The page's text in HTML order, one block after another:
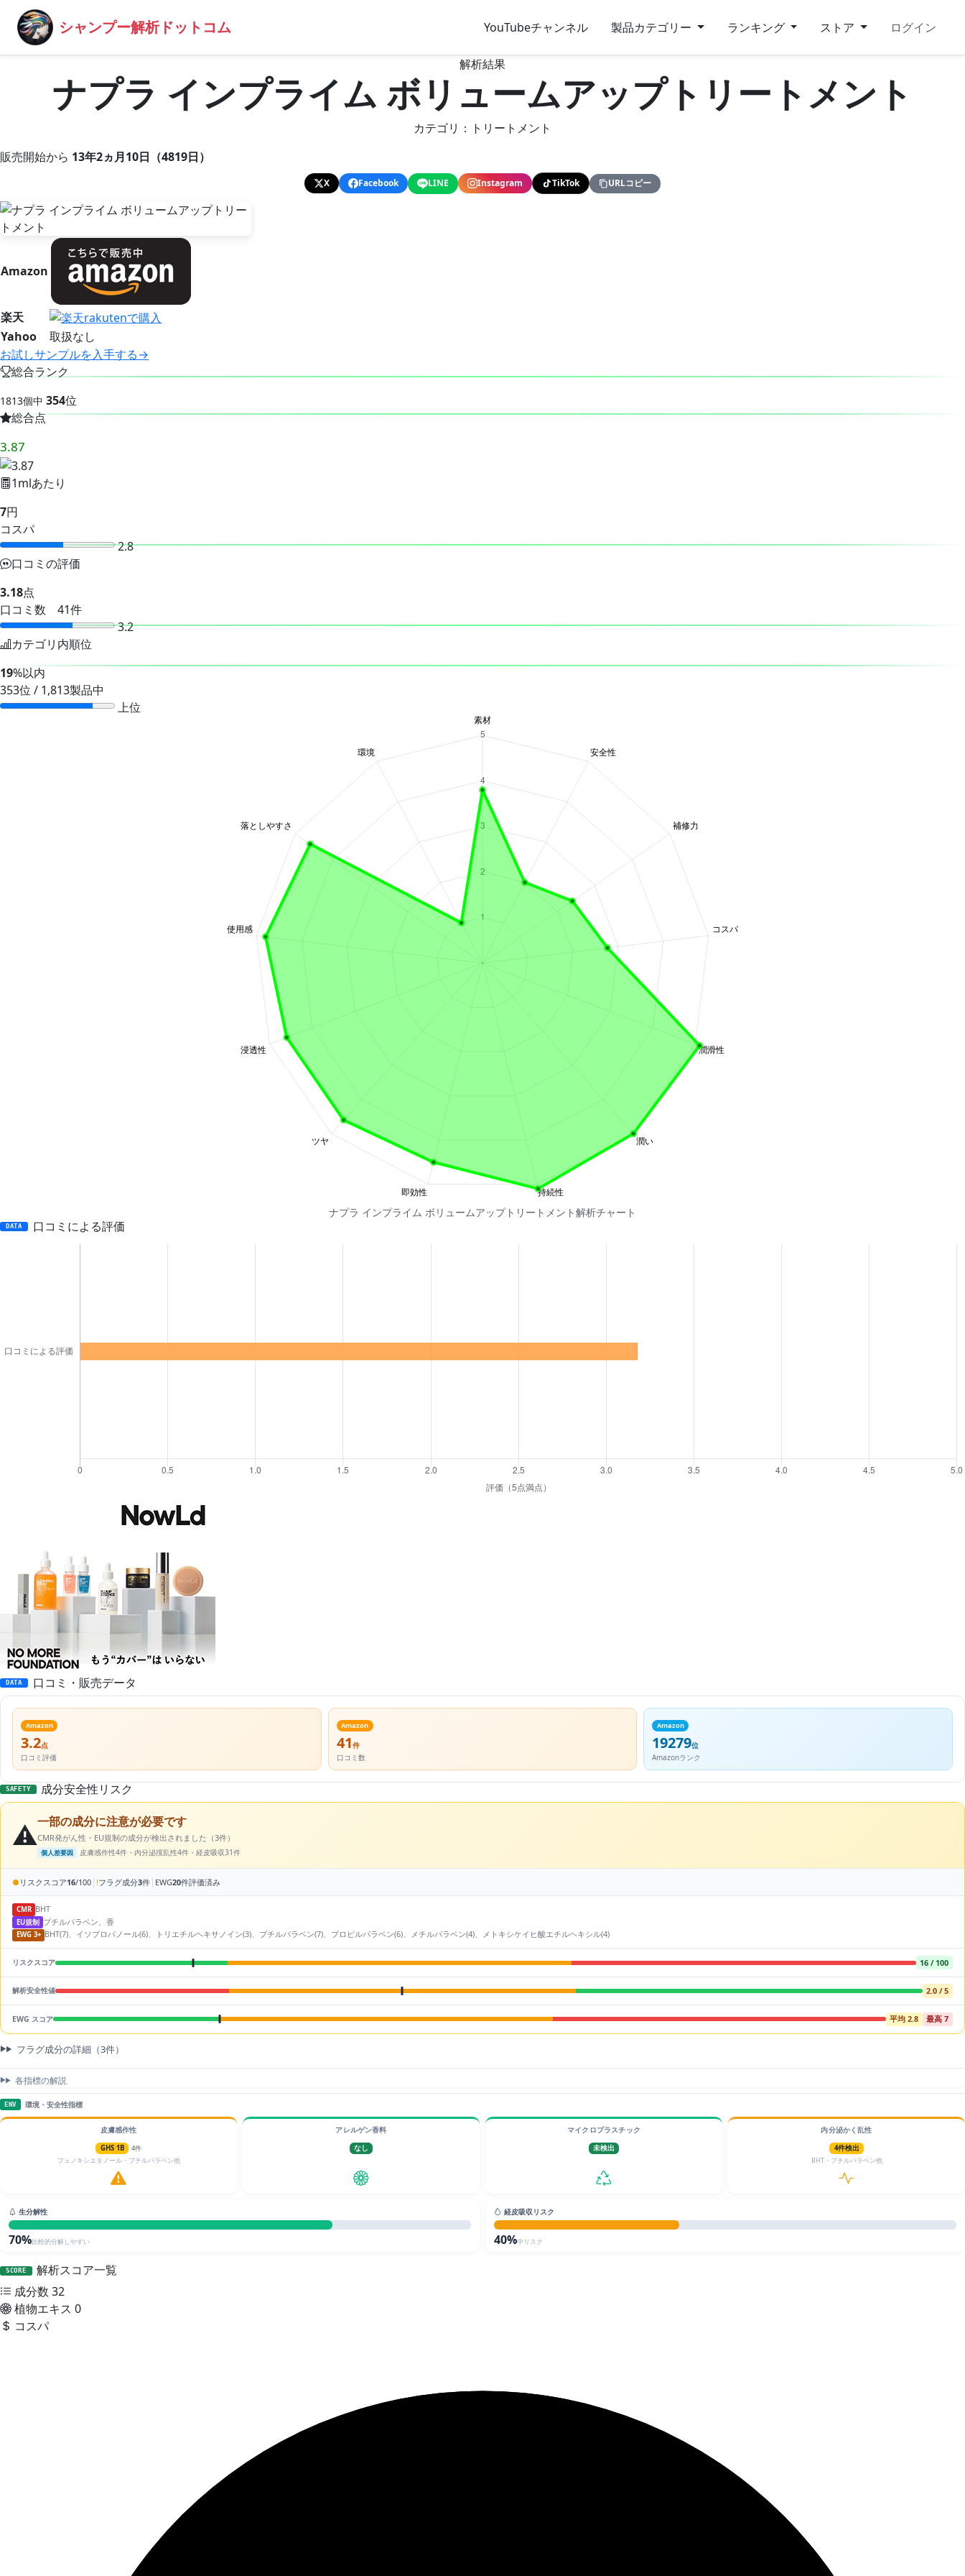
シャンプー解析ドットコム YouTubeチャンネル 製品カテゴリー ランキング ストア ログイン
解析結果
ナプラ インプライム ボリュームアップトリートメント
カテゴリ：トリートメント
販売開始から 13年2ヵ月10日（4819日）
X Facebook LINE Instagram TikTok URLコピー
Amazon
楽天
Yahoo
取扱なし
お試しサンプルを入手する→
総合ランク
1813個中 354位
総合点
3.87
1mlあたり
7円
コスパ
2.8
口コミの評価
3.18点
口コミ数 41件
3.2
カテゴリ内順位
19%以内
353位 / 1,813製品中
上位
ナプラ インプライム ボリュームアップトリートメント解析チャート
DATA 口コミによる評価
DATA 口コミ・販売データ
Amazon
3.2点
口コミ評価
Amazon
41件
口コミ数
Amazon
19279位
Amazonランク
SAFETY 成分安全性リスク
⚠️一部の成分に注意が必要です
CMR発がん性・EU規制の成分が検出されました（3件）
個人差要因 皮膚感作性4件・内分泌撹乱性4件・経皮吸収31件
● リスクスコア16/100 | !フラグ成分3件 | EWG20件評価済み
CMR BHT
EU規制 ブチルパラベン、香
EWG 3+ BHT(7)、イソプロパノール(6)、トリエチルヘキサノイン(3)、ブチルパラベン(7)、プロピルパラベン(6)、メチルパラベン(4)、メトキシケイヒ酸エチルヘキシル(4)
リスクスコア 16 / 100
解析安全性値 2.0 / 5
EWG スコア 平均 2.8 最高 7
フラグ成分の詳細（3件）
各指標の解説
ENV 環境・安全性指標
皮膚感作性
GHS 1B
4件
フェノキシエタノール・ブチルパラベン他
アレルゲン香料
なし
マイクロプラスチック
未検出
内分泌かく乱性
4件検出
BHT・ブチルパラベン他
生分解性
70%比較的分解しやすい
経皮吸収リスク
40%中リスク
SCORE
解析スコア一覧
成分数32
植物エキス 0
コスパ